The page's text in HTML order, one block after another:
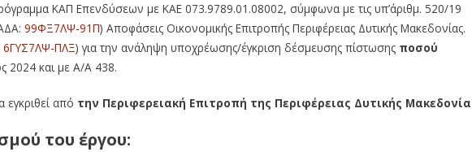
ΚΑΠ Επενδύσεων με ΚΑΕ 073.9789.01.08002, σύμφωνα με τις υπ’άριθμ. 520/19
99ΦΞ7ΛΨ-91Π) Αποφάσεις Οικονομικής Επιτροπής Περιφέρειας Δυτικής Μακεδονίας.
6ΓΥΣ7ΛΨ-ΠΛΞ) για την ανάληψη υποχρέωσης/έγκριση δέσμευσης πίστωσης ποσού
2024 και με Α/Α 438.
από την Περιφερειακή Επιτροπή της Περιφέρειας Δυτικής
του έργου: